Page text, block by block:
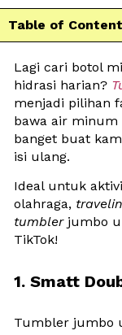
Table of
Lagi cari botol
hidrasi harian?
menjadi pilihan
bawa air minum
banget buat
isi ulang.
Ideal untuk
olahraga,
tumbler jumbo
TikTok!
1. Smatt
Tumbler jumbo